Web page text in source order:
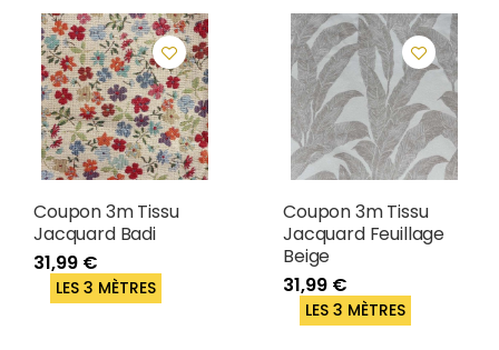
Coupon 3m Tissu
Jacquard Badi
31,99 €
LES 3 MÈTRES
Coupon 3m Tissu
Jacquard Feuillage
Beige
31,99 €
LES 3 MÈTRES